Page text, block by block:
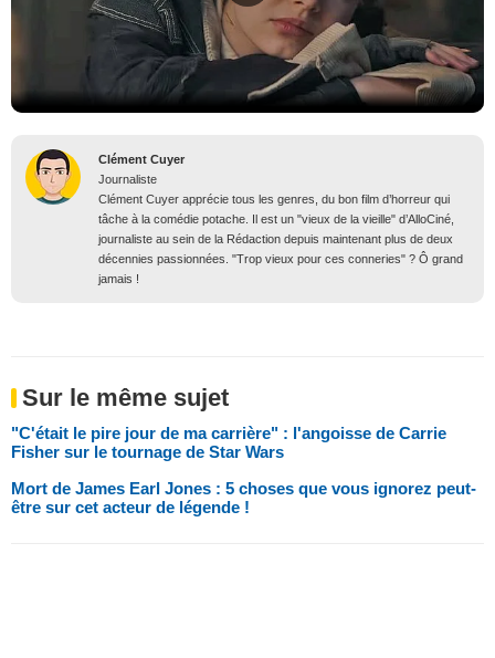
Clément Cuyer
Journaliste
Clément Cuyer apprécie tous les genres, du bon film d’horreur qui
tâche à la comédie potache. Il est un "vieux de la vieille" d’AlloCiné,
journaliste au sein de la Rédaction depuis maintenant plus de deux
décennies passionnées. "Trop vieux pour ces conneries" ? Ô grand
jamais !
Sur le même sujet
"C'était le pire jour de ma carrière" : l'angoisse de Carrie
Fisher sur le tournage de Star Wars
Mort de James Earl Jones : 5 choses que vous ignorez peut-
être sur cet acteur de légende !